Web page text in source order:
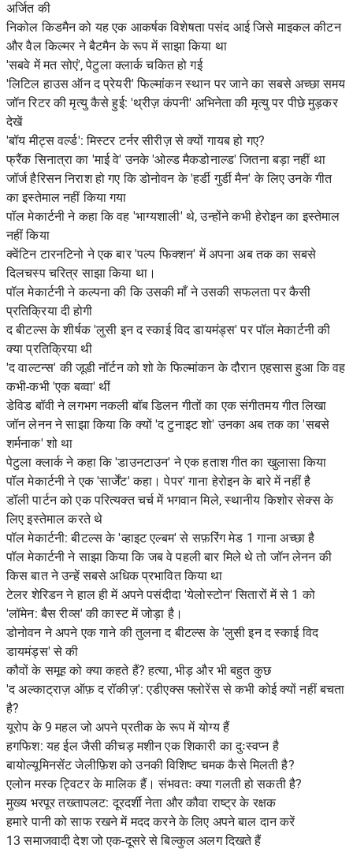
अर्जित की
निकोल किडमैन को यह एक आकर्षक विशेषता पसंद आई जिसे माइकल कीटन
और वैल किल्मर ने बैटमैन के रूप में साझा किया था
'सबवे में मत सोएं', पेटुला क्लार्क चकित हो गई
'लिटिल हाउस ऑन द प्रेयरी' फिल्मांकन स्थान पर जाने का सबसे अच्छा समय
जॉन रिटर की मृत्यु कैसे हुई: 'थ्रीज़ कंपनी' अभिनेता की मृत्यु पर पीछे मुड़कर
देखें
'बॉय मीट्स वर्ल्ड': मिस्टर टर्नर सीरीज़ से क्यों गायब हो गए?
फ्रैंक सिनात्रा का 'माई वे' उनके 'ओल्ड मैकडोनाल्ड' जितना बड़ा नहीं था
जॉर्ज हैरिसन निराश हो गए कि डोनोवन के 'हर्डी गुर्डी मैन' के लिए उनके गीत
का इस्तेमाल नहीं किया गया
पॉल मेकार्टनी ने कहा कि वह 'भाग्यशाली' थे, उन्होंने कभी हेरोइन का इस्तेमाल
नहीं किया
क्वेंटिन टारनटिनो ने एक बार 'पल्प फिक्शन' में अपना अब तक का सबसे
दिलचस्प चरित्र साझा किया था।
पॉल मेकार्टनी ने कल्पना की कि उसकी माँ ने उसकी सफलता पर कैसी
प्रतिक्रिया दी होगी
द बीटल्स के शीर्षक 'लुसी इन द स्काई विद डायमंड्स' पर पॉल मेकार्टनी की
क्या प्रतिक्रिया थी
'द वाल्टन्स' की जूडी नॉर्टन को शो के फिल्मांकन के दौरान एहसास हुआ कि वह
कभी-कभी 'एक बव्वा' थीं
डेविड बॉवी ने लगभग नकली बॉब डिलन गीतों का एक संगीतमय गीत लिखा
जॉन लेनन ने साझा किया कि क्यों 'द टुनाइट शो' उनका अब तक का 'सबसे
शर्मनाक' शो था
पेटुला क्लार्क ने कहा कि 'डाउनटाउन' ने एक हताश गीत का खुलासा किया
पॉल मेकार्टनी ने एक 'सार्जेंट' कहा। पेपर' गाना हेरोइन के बारे में नहीं है
डॉली पार्टन को एक परित्यक्त चर्च में भगवान मिले, स्थानीय किशोर सेक्स के
लिए इस्तेमाल करते थे
पॉल मेकार्टनी: बीटल्स के 'व्हाइट एल्बम' से सफ़रिंग मेड 1 गाना अच्छा है
पॉल मेकार्टनी ने साझा किया कि जब वे पहली बार मिले थे तो जॉन लेनन की
किस बात ने उन्हें सबसे अधिक प्रभावित किया था
टेलर शेरिडन ने हाल ही में अपने पसंदीदा 'येलोस्टोन' सितारों में से 1 को
'लॉमेन: बैस रीव्स' की कास्ट में जोड़ा है।
डोनोवन ने अपने एक गाने की तुलना द बीटल्स के 'लुसी इन द स्काई विद
डायमंड्स' से की
कौवों के समूह को क्या कहते हैं? हत्या, भीड़ और भी बहुत कुछ
'द अल्काट्राज़ ऑफ़ द रॉकीज़': एडीएक्स फ्लोरेंस से कभी कोई क्यों नहीं बचता
है?
यूरोप के 9 महल जो अपने प्रतीक के रूप में योग्य हैं
हगफिश: यह ईल जैसी कीचड़ मशीन एक शिकारी का दुःस्वप्न है
बायोल्यूमिनसेंट जेलीफ़िश को उनकी विशिष्ट चमक कैसे मिलती है?
एलोन मस्क ट्विटर के मालिक हैं। संभवतः क्या गलती हो सकती है?
मुख्य भरपूर तख्तापलट: दूरदर्शी नेता और कौवा राष्ट्र के रक्षक
हमारे पानी को साफ रखने में मदद करने के लिए अपने बाल दान करें
13 समाजवादी देश जो एक-दूसरे से बिल्कुल अलग दिखते हैं